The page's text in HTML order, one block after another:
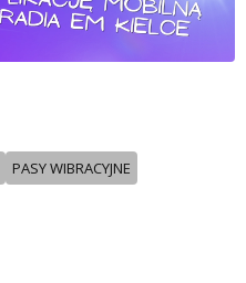
PASY WIBRACYJNE